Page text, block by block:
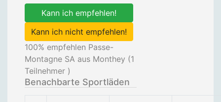
Kann ich empfehlen!
Kann ich nicht empfehlen!
100% empfehlen Passe-
Montagne SA aus Monthey (1
Teilnehmer )
Benachbarte Sportläden